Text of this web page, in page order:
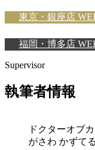
東京・銀座店
福岡・博多店
Supervisor
執筆者情報
ドクターオブ
がさわ かずて